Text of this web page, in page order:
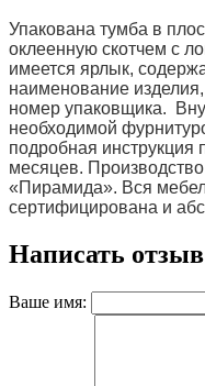
Упакована тумба в
оклеенную скотчем с
имеется ярлык,
наименование
номер упаковщика.
необходимой
подробная инструкция
месяцев.
«Пирамида». Вся
сертифицирована и
Написать отзыв
Ваше имя: